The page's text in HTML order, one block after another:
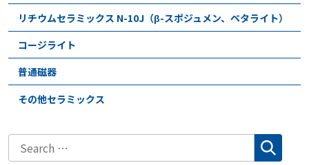
リチウムセラミックス N-10J（β-スポジュメン、ペタライト）
コージライト
普通磁器
その他セラミックス